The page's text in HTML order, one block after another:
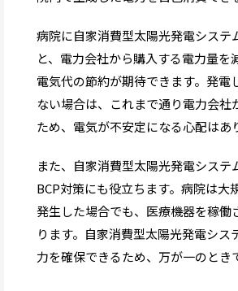
病院に自家消費型太陽光発電システ
と、電力会社から購入する電力量を
電気代の節約が期待できます。発電
ない場合は、これまで通り電力会社
ため、電気が不安定になる心配はあ
また、自家消費型太陽光発電システ
BCP対策にも役立ちます。病院は大
発生した場合でも、医療機器を稼働
ります。自家消費型太陽光発電シス
力を確保できるため、万が一のとき